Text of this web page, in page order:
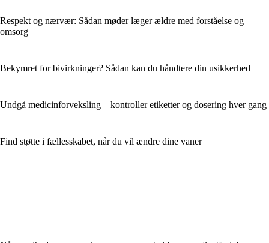
Respekt og nærvær: Sådan møder læger ældre med forståelse og
omsorg
Bekymret for bivirkninger? Sådan kan du håndtere din usikkerhed
Undgå medicinforveksling – kontroller etiketter og dosering hver gang
Find støtte i fællesskabet, når du vil ændre dine vaner